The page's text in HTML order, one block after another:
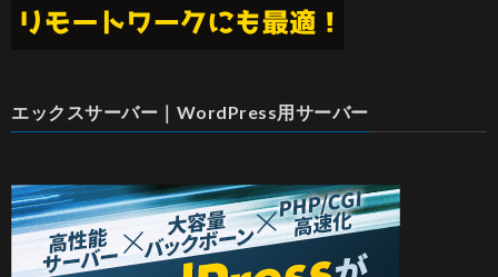
エックスサーバー｜WordPress用サーバー